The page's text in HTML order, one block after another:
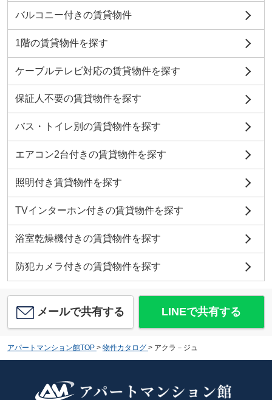
バルコニー付きの賃貸物件
1階の賃貸物件を探す
ケーブルテレビ対応の賃貸物件を探す
保証人不要の賃貸物件を探す
バス・トイレ別の賃貸物件を探す
エアコン2台付きの賃貸物件を探す
照明付き賃貸物件を探す
TVインターホン付きの賃貸物件を探す
浴室乾燥機付きの賃貸物件を探す
防犯カメラ付きの賃貸物件を探す
メールで共有する LINEで共有する
アパートマンション館TOP > 物件カタログ > アクラ－ジュ